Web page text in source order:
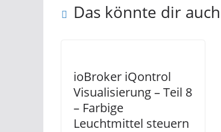
Das könnte dir
ioBroker iQontrol
Visualisierung – Teil 8
– Farbige
Leuchtmittel steuern